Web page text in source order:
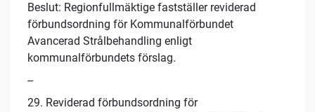
Beslut: Regionfullmäktige fastställer reviderad
förbundsordning för Kommunalförbundet
Avancerad Strålbehandling enligt
kommunalförbundets förslag.
--
29. Reviderad förbundsordning för